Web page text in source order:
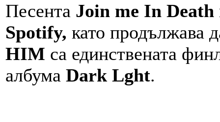
Песента Join me In Death
Spotify, като продължава
HIM са единствената
албума Dark Lght.